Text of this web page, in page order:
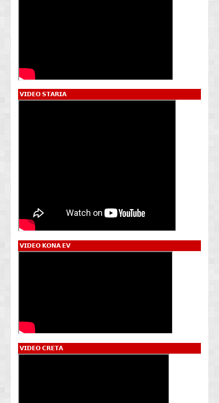
𝗩𝗜𝗗𝗘𝗢 𝗦𝗧𝗔𝗥𝗜𝗔
𝗩𝗜𝗗𝗘𝗢 𝗞𝗢𝗡𝗔 𝗘𝗩
𝗩𝗜𝗗𝗘𝗢 𝗖𝗥𝗘𝗧𝗔